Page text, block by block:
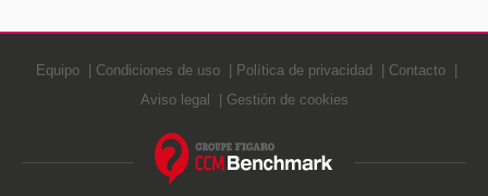
Equipo Condiciones de uso Política de privacidad
Contacto
Aviso legal
Gestión de cookies